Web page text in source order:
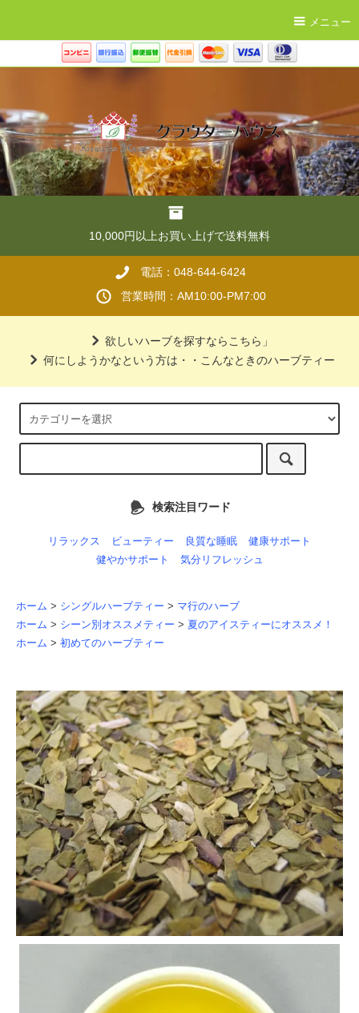
メニュー
10,000円以上お買い上げで送料無料
電話：048-644-6424
営業時間：AM10:00-PM7:00
欲しいハーブを探すならこちら」
何にしようかなという方は・・こんなときのハーブティー
検索注目ワード
リラックス ビューティー 良質な睡眠
健康サポート
健やかサポート
気分リフレッシュ
ホーム > シングルハーブティー > マ行のハーブ
ホーム > シーン別オススメティー > 夏のアイスティーにオススメ！
ホーム > 初めてのハーブティー